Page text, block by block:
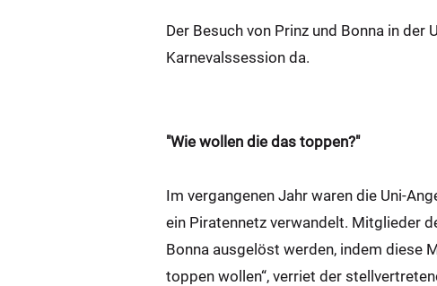
Der Besuch von Prinz und Bonna in
Karnevalssession da.
"Wie wollen die das toppen?"
Im vergangenen Jahr waren die Uni-
ein Piratennetz verwandelt. Mitglieder
Bonna ausgelöst werden, indem diese
toppen wollen“, verriet der